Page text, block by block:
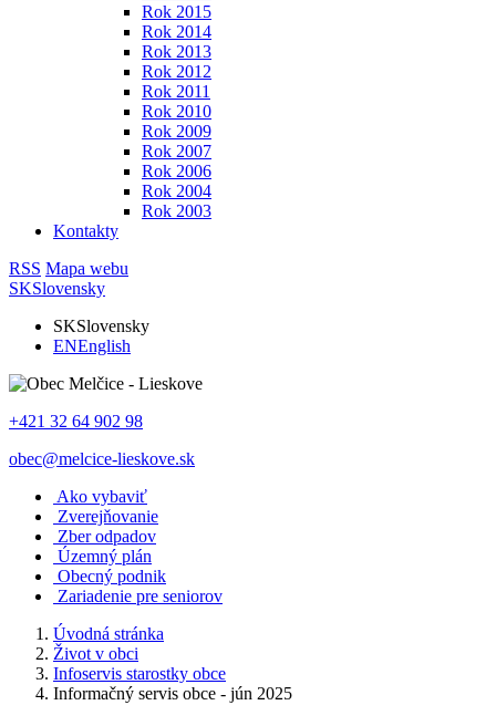
Rok 2015
Rok 2014
Rok 2013
Rok 2012
Rok 2011
Rok 2010
Rok 2009
Rok 2007
Rok 2006
Rok 2004
Rok 2003
Kontakty
RSS Mapa webu
SKSlovensky
SKSlovensky
ENEnglish
+421 32 64 902 98
obec@melcice-lieskove.sk
Ako vybaviť
Zverejňovanie
Zber odpadov
Územný plán
Obecný podnik
Zariadenie pre seniorov
Úvodná stránka
Život v obci
Infoservis starostky obce
Informačný servis obce - jún 2025